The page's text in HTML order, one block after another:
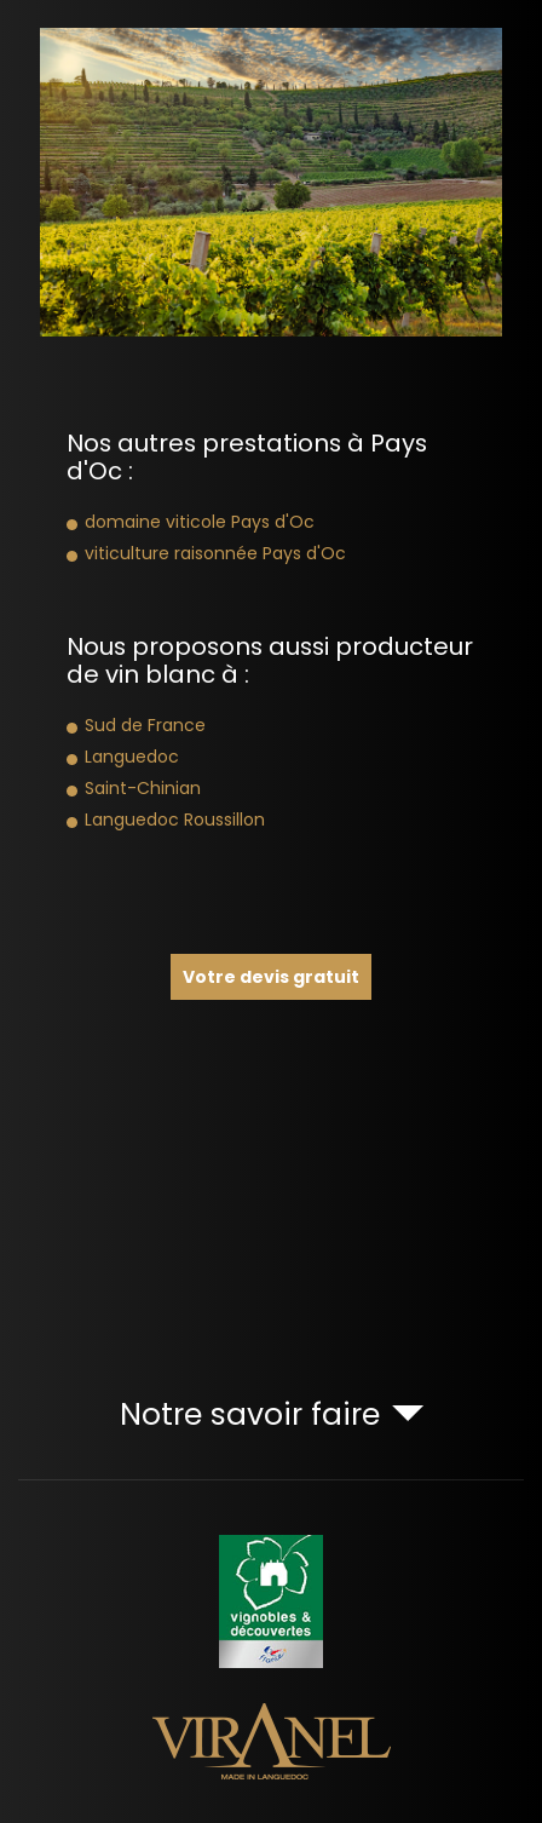
Nos autres prestations à Pays
d'Oc :
domaine viticole Pays d'Oc
viticulture raisonnée Pays d'Oc
Nous proposons aussi producteur
de vin blanc à :
Sud de France
Languedoc
Saint-Chinian
Languedoc Roussillon
Votre devis gratuit
Notre savoir faire